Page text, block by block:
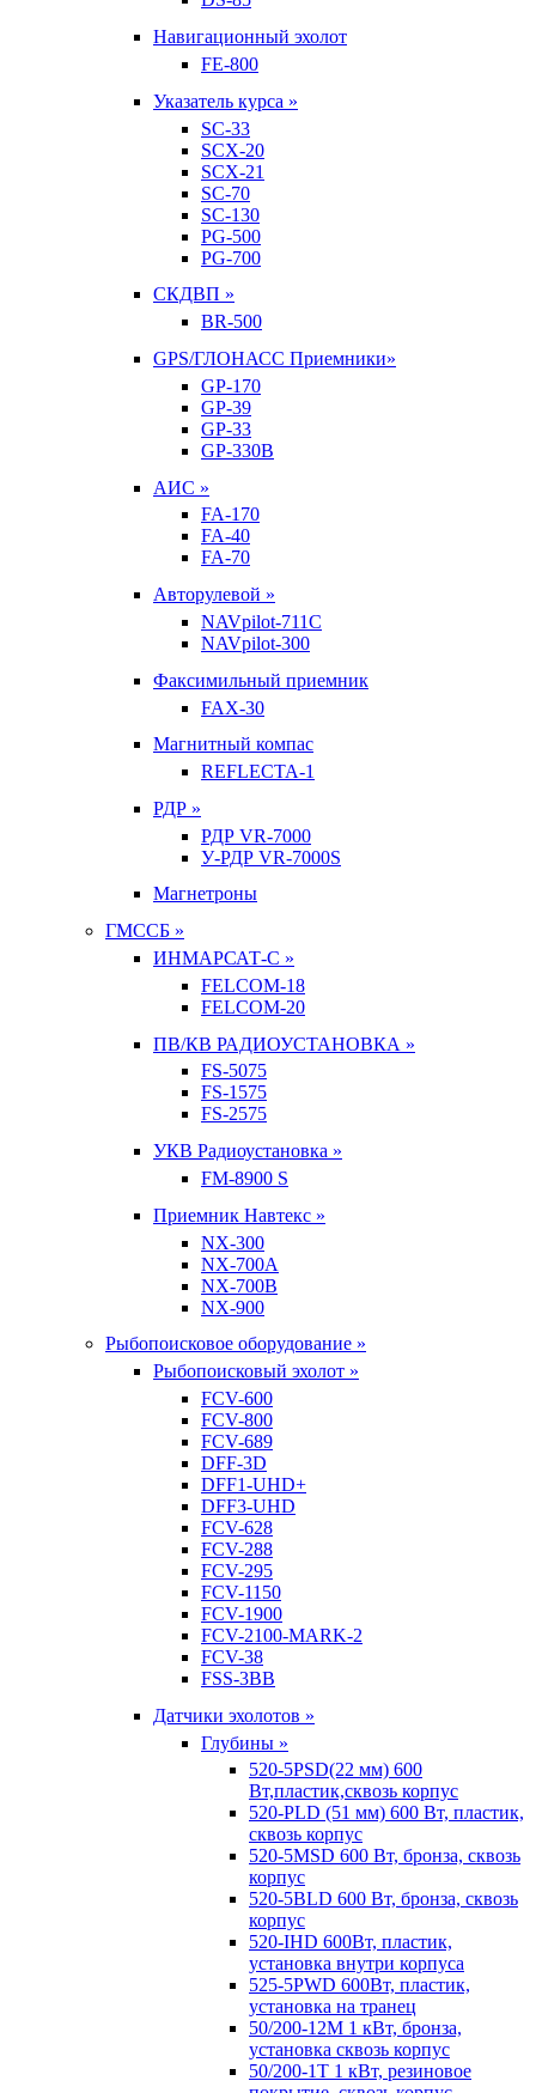
Навигационный эхолот
FE-800
Указатель курса »
SC-33
SCX-20
SCX-21
SC-70
SC-130
PG-500
PG-700
СКДВП »
BR-500
GPS/ГЛОНАСС Приемники»
GP-170
GP-39
GP-33
GP-330B
АИС »
FA-170
FA-40
FA-70
Авторулевой »
NAVpilot-711С
NAVpilot-300
Факсимильный приемник
FAX-30
Магнитный компас
REFLECTA-1
РДР »
РДР VR-7000
У-РДР VR-7000S
Магнетроны
ГМССБ »
ИНМАРСАТ-С »
FELCOM-18
FELCOM-20
ПВ/КВ РАДИОУСТАНОВКА »
FS-5075
FS-1575
FS-2575
УКВ Радиоустановка »
FM-8900 S
Приемник Навтекс »
NX-300
NX-700A
NX-700B
NX-900
Рыбопоисковое оборудование »
Рыбопоисковый эхолот »
FCV-600
FCV-800
FCV-689
DFF-3D
DFF1-UHD+
DFF3-UHD
FCV-628
FCV-288
FCV-295
FCV-1150
FCV-1900
FCV-2100-MARK-2
FCV-38
FSS-3BB
Датчики эхолотов »
Глубины »
520-5PSD(22 мм) 600
Вт,пластик,сквозь корпус
520-PLD (51 мм) 600 Вт, пластик,
сквозь корпус
520-5MSD 600 Вт, бронза, сквозь
корпус
520-5BLD 600 Вт, бронза, сквозь
корпус
520-IHD 600Вт, пластик,
установка внутри корпуса
525-5PWD 600Вт, пластик,
установка на транец
50/200-12M 1 кВт, бронза,
установка сквозь корпус
50/200-1T 1 кВт, резиновое